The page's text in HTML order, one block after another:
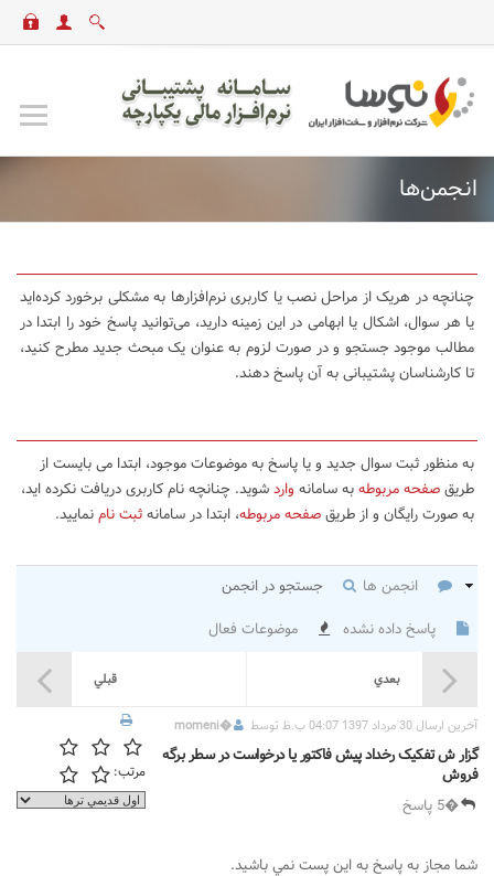
انجمن‌ها
چنانچه در هریک از مراحل نصب یا کاربری نرم‌افزارها به مشکلی برخورد کرده‌اید
یا هر سوال، اشکال یا ابهامی در این زمینه دارید، می‌توانید پاسخ خود را ابتدا در
مطالب موجود جستجو و در صورت لزوم به عنوان یک مبحث جدید مطرح کنید،
تا کارشناسان پشتیبانی به آن پاسخ دهند.
به منظور ثبت سوال جدید و یا پاسخ به موضوعات موجود، ابتدا می بایست از
طریقصفحه مربوطهبه سامانه واردشوید. چنانچه نام کاربری دریافت نکرده اید،
به صورت رایگان و از طریقصفحه مربوطه، ابتدا در سامانهثبت نامنمایید.
انجمن ها
جستجو در انجمن
پاسخ داده نشده
موضوعات فعال
قبلي بعدي
آخرين ارسال 30 مرداد 1397 04:07 ب.ظ توسط �
momeni
گزار ش تفکيک رخداد پيش فاکتور يا درخواست در سطر برگه
فروش
�5 پاسخ
مرتب:
شما مجاز به پاسخ به اين پست نمي باشيد.